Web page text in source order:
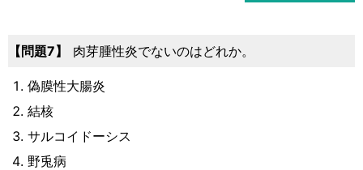
問題7 肉芽腫性炎でないのはどれか。
偽膜性大腸炎
結核
サルコイドーシス
野兎病